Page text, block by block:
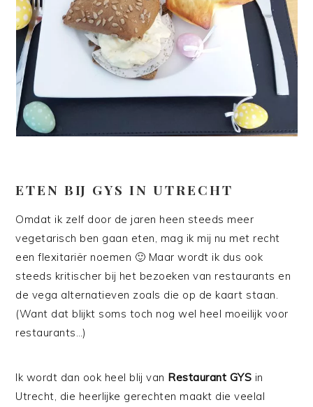
ETEN BIJ GYS IN UTRECHT
Omdat ik zelf door de jaren heen steeds meer
vegetarisch ben gaan eten, mag ik mij nu met recht
een flexitariër noemen 🙂 Maar wordt ik dus ook
steeds kritischer bij het bezoeken van restaurants en
de vega alternatieven zoals die op de kaart staan.
(Want dat blijkt soms toch nog wel heel moeilijk voor
restaurants…)
Ik wordt dan ook heel blij van Restaurant GYS in
Utrecht, die heerlijke gerechten maakt die veelal